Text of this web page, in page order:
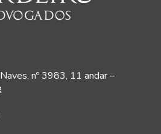
nº 3983, 11 andar –